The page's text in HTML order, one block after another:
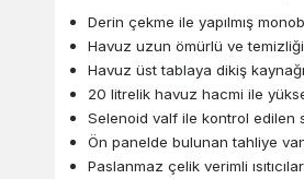
Derin çekme ile yapılmış
Havuz uzun ömürlü ve temizliği
Havuz üst tablaya dikiş kaynağı
20 litrelik havuz hacmi ile
Selenoid valf ile kontrol edilen
Ön panelde bulunan tahliye
Paslanmaz çelik verimli